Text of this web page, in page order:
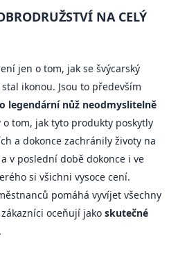
NA CELÝ
jen o tom, jak se švýcarský
ikonou. Jsou to především
legendární nůž neodmyslitelně
tom, jak tyto produkty poskytly
a dokonce zachránily životy na
v poslední době dokonce i ve
si všichni vysoce cení.
pomáhá vyvíjet všechny
oceňují jako skutečné
.